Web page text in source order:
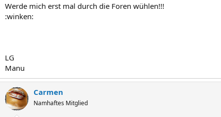
Werde mich erst mal durch die Foren wühlen!!!
:winken:
LG
Manu
Carmen
Namhaftes Mitglied